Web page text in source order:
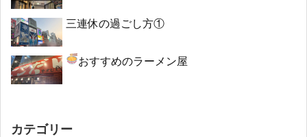
三連休の過ごし方①
おすすめのラーメン屋
カテゴリー